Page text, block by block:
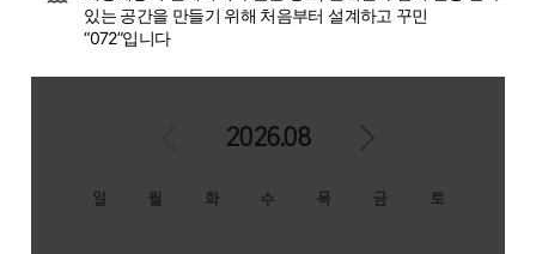
있는 공간을 만들기 위해 처음부터 설계하고 꾸민
“072”입니다
2026.08
일 월 화 수 목 금 토